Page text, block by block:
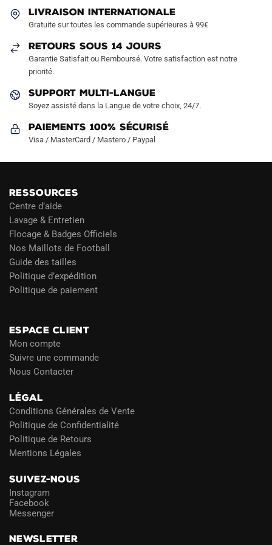
choisies
la
page
produit
page
LIVRAISON INTERNATIONALE
Gratuite sur toutes les commande supérieures à 99€
RETOURS SOUS 14 JOURS
Garantie Satisfait ou Remboursé. Votre satisfaction est notre
priorité.
SUPPORT MULTI-LANGUE
Soyez assisté dans la Langue de votre choix, 24/7.
Paiements 100% Sécurisé
Visa / MasterCard / Mastero / Paypal
RESSOURCES
Centre d’aide
Lavage & Entretien
Flocage & Badges Officiels
Nos Maillots de Football
Guide des tailles
Politique d’expédition
Politique de paiement
ESPACE CLIENT
Mon compte
Suivre une commande
Nous Contacter
LÉGAL
Conditions Générales de Vente
Politique de Confidentialité
Politique de Retours
Mentions Légales
SUIVEZ-NOUS
Instagram
Facebook
Messenger
NEWSLETTER